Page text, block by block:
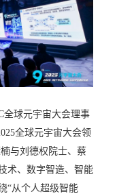
全球元宇宙大会理事
全球元宇宙大会领
与刘德权院士、蔡
术、数字智造、智能
“从个人超级智能